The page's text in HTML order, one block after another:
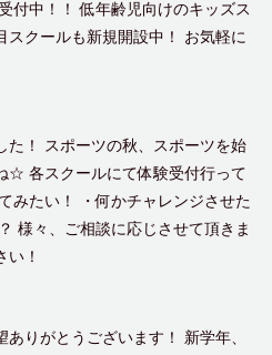
付中！！ 低年齢児向けのキッズス
スクールも新規開設中！ お気軽に
た！ スポーツの秋、スポーツを始
☆ 各スクールにて体験受付行って
みたい！ ・何かチャレンジさせた
様々、ご相談に応じさせて頂きま
い！
りがとうございます！ 新学年、